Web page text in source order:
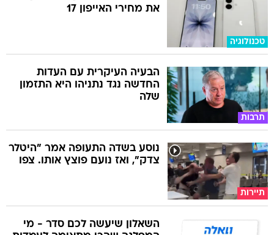
טכנולוגיה
את מחירי האייפון 17
תרבות
הבעיה העיקרית עם העדות
החדשה נגד נתניהו היא התזמון
שלה
תיירות
נוסע בשדה התעופה אמר "היטלר
צדק", ואז נועם פוצץ אותו. צפו
השאלון שיעשה לכם סדר - מי